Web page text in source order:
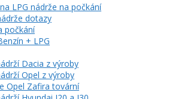
LPG nádrže na počkání
dotazy
počkání
+ LPG
Dacia z výroby
Opel z výroby
Opel Zafira tovární